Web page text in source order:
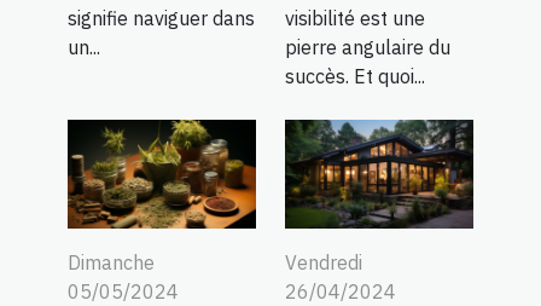
signifie naviguer dans
un...
visibilité est une
pierre angulaire du
succès. Et quoi...
Dimanche
05/05/2024
Vendredi
26/04/2024